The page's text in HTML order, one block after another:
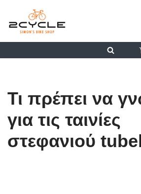
περιεχόμενο
Μεταπηδήστε
Τι πρέπει να
για τις ταινίες
στεφανιού